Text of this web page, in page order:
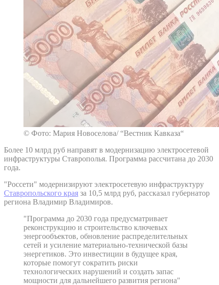
© Фото: Мария Новоселова/ “Вестник Кавказа“
Более 10 млрд руб направят в модернизацию электросетевой
инфраструктуры Ставрополья. Программа рассчитана до 2030
года.
"Россети" модернизируют электросетевую инфраструктуру
Ставропольского края за 10,5 млрд руб, рассказал губернатор
региона Владимир Владимиров.
"Программа до 2030 года предусматривает
реконструкцию и строительство ключевых
энергообъектов, обновление распределительных
сетей и усиление материально-технической базы
энергетиков. Это инвестиции в будущее края,
которые помогут сократить риски
технологических нарушений и создать запас
мощности для дальнейшего развития региона"